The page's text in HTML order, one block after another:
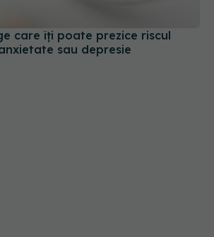
care îți poate prezice riscul
sau depresie